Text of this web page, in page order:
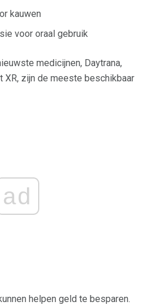
kauwen
voor oraal gebruik
medicijnen, Daytrana,
XR, zijn de meeste beschikbaar
ad
helpen geld te besparen.